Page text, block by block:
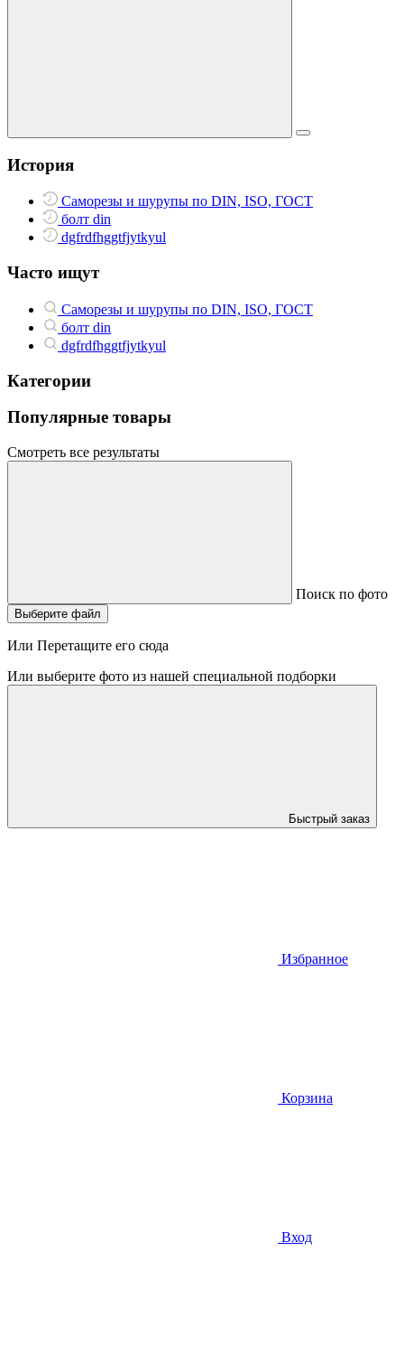
История
Саморезы и шурупы по DIN, ISO, ГОСТ
болт din
dgfrdfhggtfjytkyul
Часто ищут
Саморезы и шурупы по DIN, ISO, ГОСТ
болт din
dgfrdfhggtfjytkyul
Категории
Популярные товары
Смотреть все результаты
Поиск по фото
Выберите файл
Или Перетащите его сюда
Или выберите фото из нашей специальной подборки
Быстрый заказ
Избранное
Корзина
Вход